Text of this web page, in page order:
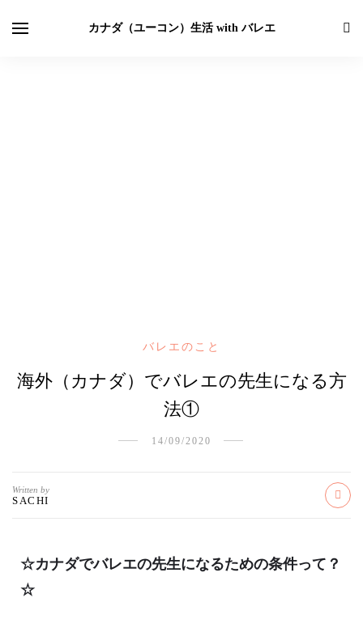
カナダ（ユーコン）生活 with バレエ
バレエのこと
海外（カナダ）でバレエの先生になる方
法①
14/09/2020
Written by
SACHI
☆カナダでバレエの先生になるための条件って？
☆